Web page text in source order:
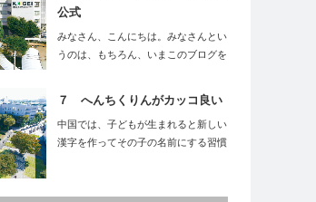
公式
みなさん、こんにちは。みなさんとい
うのは、もちろん、いまこのブログを
７ へんちくりんがカッコ良い
中国では、子どもが生まれると新しい
漢字を作ってその子の名前にする習慣